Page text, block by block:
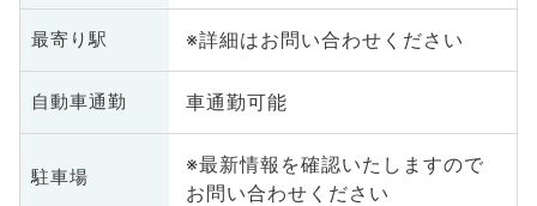
最寄り駅 ※詳細はお問い合わせください
自動車通勤 車通勤可能
駐車場
※最新情報を確認いたしますので
お問い合わせください